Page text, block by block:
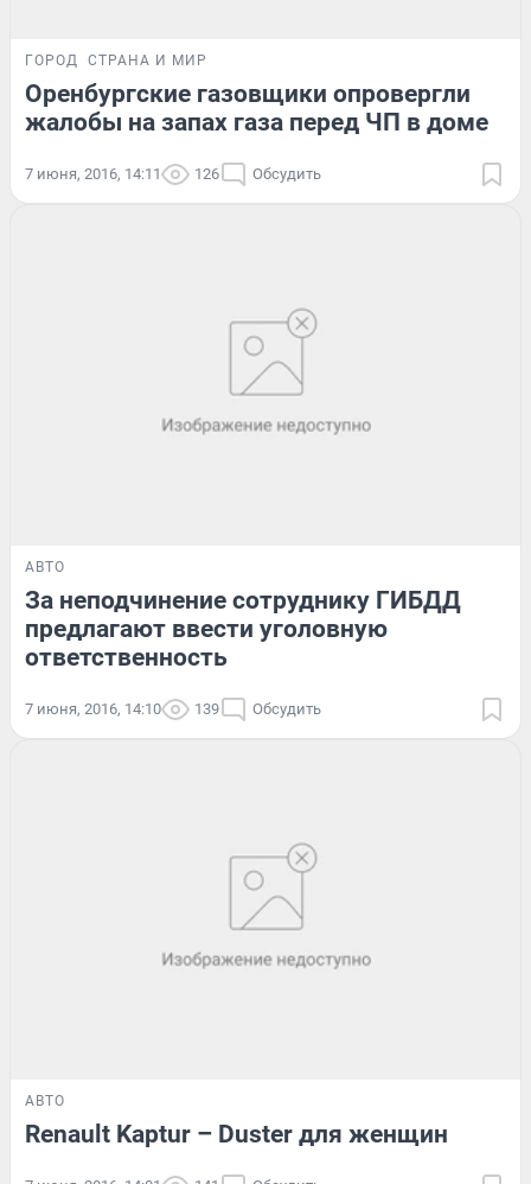
ГОРОД СТРАНА И МИР
Оренбургские газовщики опровергли
жалобы на запах газа перед ЧП в доме
7 июня, 2016, 14:11 126 Обсудить
АВТО
За неподчинение сотруднику ГИБДД
предлагают ввести уголовную
ответственность
7 июня, 2016, 14:10 139 Обсудить
АВТО
Renault Kaptur – Duster для женщин